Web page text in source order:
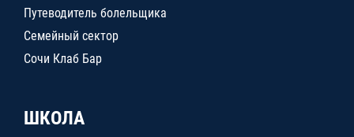
Путеводитель болельщика
Семейный сектор
Сочи Клаб Бар
ШКОЛА